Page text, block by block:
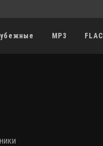
MP3 FLAC